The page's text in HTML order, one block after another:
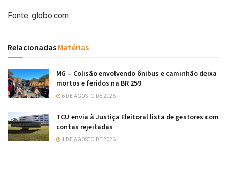
Fonte: globo.com
Relacionadas Matérias
MG – Colisão envolvendo ônibus e caminhão deixa
mortos e feridos na BR 259
6 DE AGOSTO DE 2026
TCU envia à Justiça Eleitoral lista de gestores com
contas rejeitadas
4 DE AGOSTO DE 2026